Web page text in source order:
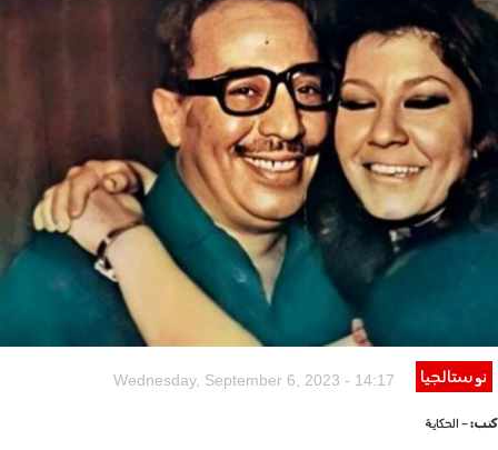
فؤاد المهندس
نوستالجيا Wednesday, September 6, 2023 - 14:17
كتب:- الحكاية